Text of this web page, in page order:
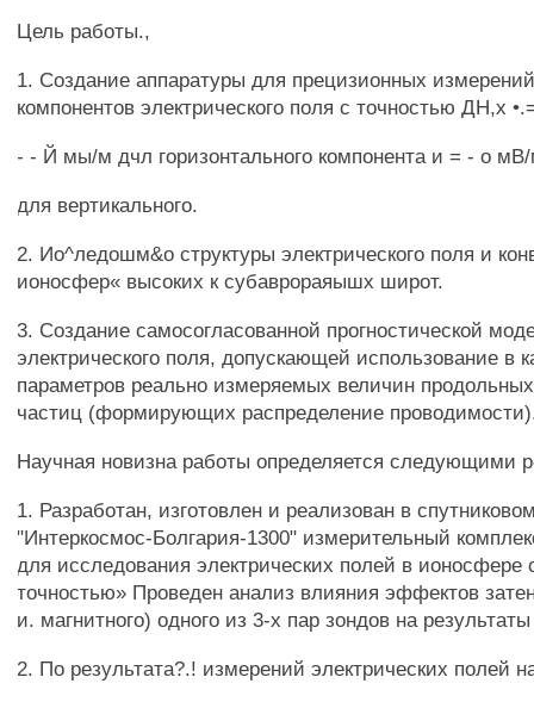
Цель работы.,
1. Создание аппаратуры для прецизионных
компонентов электрического поля с точностью ДН,х
- - Й мы/м дчл горизонтального компонента и = - о
для вертикального.
2. Ио^ледошм&о структуры электрического поля и
ионосфер« высоких к субаврораяышх широт.
3. Создание самосогласованной прогностической
электрического поля, допускающей использование в
параметров реально измеряемых величин продольных
частиц (формирующих распределение
Научная новизна работы определяется следующими
1. Разработан, изготовлен и реализован в
"Интеркосмос-Болгария-1300" измерительный
для исследования электрических полей в ионосфере
точностью» Проведен анализ влияния эффектов
и. магнитного) одного из 3-х пар зондов на
2. По результата?.! измерений электрических полей